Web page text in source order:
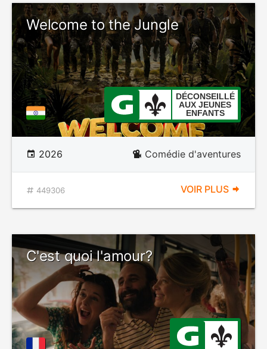
Welcome to the Jungle
DÉCONSEILLÉ
AUX JEUNES
ENFANTS
2026 Comédie d'aventures
449306 VOIR PLUS
C'est quoi l'amour?